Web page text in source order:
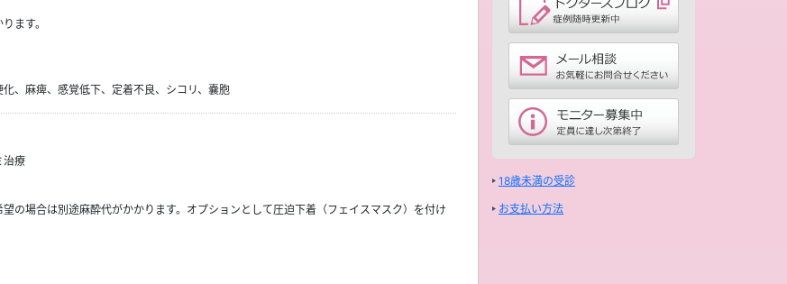
ます。
、麻痺、感覚低下、定着不良、シコリ、嚢胞
治療
の場合は別途麻酔代がかかります。オプションとして圧迫下着（フェイスマスク）を付け
18歳未満の受診
お支払い方法